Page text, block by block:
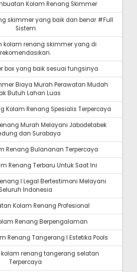
Kolam Renang Skimmer
skimmer yang baik dan benar #Full
Sistem
kolam renang skimmer yang di
rekomendasikan.
box yang baik sesuai fungsinya.
Biaya Murah Perawatan Mudah
Butuh Lahan Luas
Kolam Renang Spesialis Terpercaya
Murah Melayani Jabodetabek
dan Surabaya
Renang Bulananan Terpercaya
Renang Terbaru Untuk Saat Ini
I Legal Bertestimoni Melayani
Indonesia
Kolam Renang Profesional
Renang Berpengalaman
Renang Tangerang I Estetika Pools
renang tangerang selatan
Terpercaya